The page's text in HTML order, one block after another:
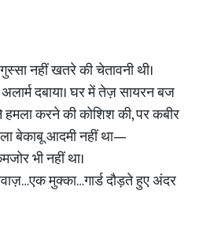
नहीं खतरे की चेतावनी थी।
दबाया। घर में तेज़ सायरन बज
हमला करने की कोशिश की, पर कबीर
बेकाबू आदमी नहीं था—
भी नहीं था।
मुक्का…गार्ड दौड़ते हुए अंदर